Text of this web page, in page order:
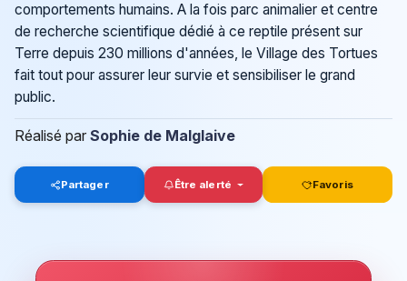
comportements humains. A la fois parc animalier et centre
de recherche scientifique dédié à ce reptile présent sur
Terre depuis 230 millions d'années, le Village des Tortues
fait tout pour assurer leur survie et sensibiliser le grand
public.
Réalisé par Sophie de Malglaive
Partager Être alerté Favoris